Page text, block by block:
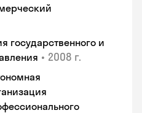
государственного и
• 2008 г.